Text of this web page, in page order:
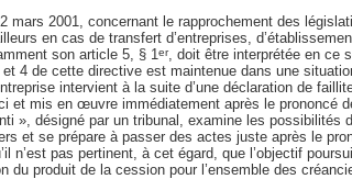
mars 2001, concernant le rapprochement des
en cas de transfert d’entreprises,
son article 5, § 1 er, doit être interprétée en ce
4 de cette directive est maintenue dans une
intervient à la suite d’une déclaration de
et mis en œuvre immédiatement après le prononcé
», désigné par un tribunal, examine les possibilités
et se prépare à passer des actes juste après le
n’est pas pertinent, à cet égard, que l’objectif
produit de la cession pour l’ensemble des